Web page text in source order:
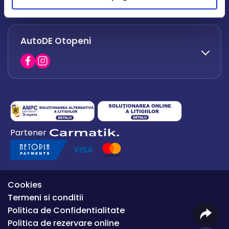
office.afumati@autode.ro
0730 063 852
0730 063 851
AutoDE Otopeni
0754 649 360
office.premium@autode.ro
Partener
Cookies
Termeni si conditii
Politica de Confidentialitate
Politica de rezervare online